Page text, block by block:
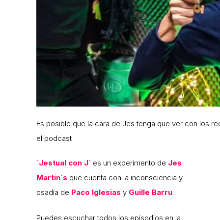
Es posible que la cara de Jes tenga que ver con los
el podcast
`Jestual con J´ es un experimento de Jes
Martin´s que cuenta con la inconsciencia y
osadía de Paco Iglesias y Guille Barru.
Puedes escuchar todos los episodios en la